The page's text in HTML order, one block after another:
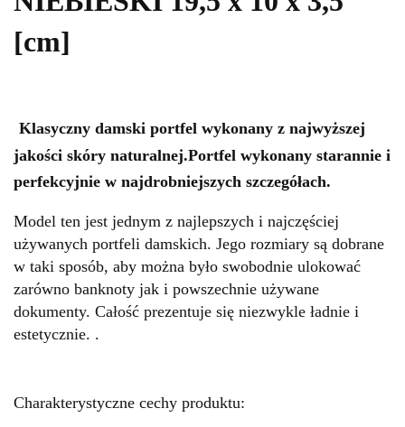
[cm]
Klasyczny damski portfel wykonany z najwyższej
jakości skóry naturalnej.Portfel wykonany starannie i
perfekcyjnie w najdrobniejszych szczegółach.
Model ten jest jednym z najlepszych i najczęściej
używanych portfeli damskich. Jego rozmiary są dobrane
w taki sposób, aby można było swobodnie ulokować
zarówno banknoty jak i powszechnie używane
dokumenty. Całość prezentuje się niezwykle ładnie i
estetycznie. .
Charakterystyczne cechy produktu: